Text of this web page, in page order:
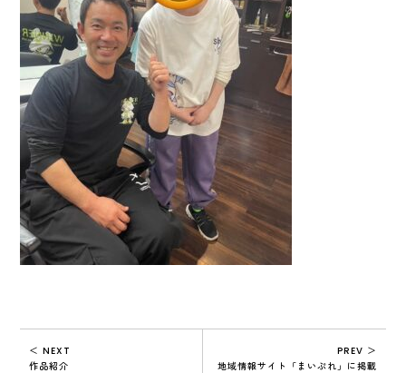
＜ NEXT
作品紹介
PREV ＞
地域情報サイト「まいぷれ」に掲載